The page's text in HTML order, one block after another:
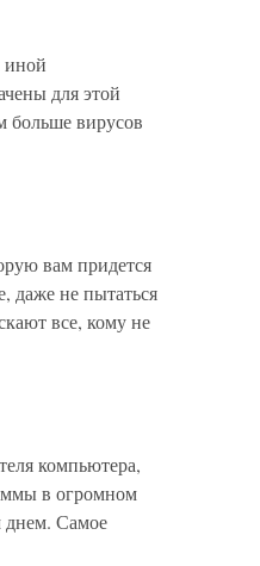
иной
для этой
больше вирусов
вам придется
даже не пытаться
все, кому не
компьютера,
в огромном
днем. Самое